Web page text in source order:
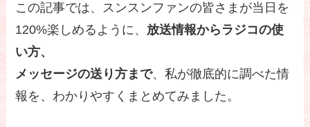
この記事では、スンスンファンの皆さまが当日を
120%楽しめるように、 放送情報からラジコの使
い方、
メッセージの送り方まで、私が徹底的に調べた情
報を、わかりやすくまとめてみました。